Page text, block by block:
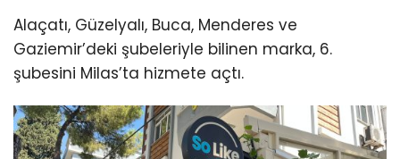
Alaçatı, Güzelyalı, Buca, Menderes ve
Gaziemir’deki şubeleriyle bilinen marka, 6.
şubesini Milas’ta hizmete açtı.